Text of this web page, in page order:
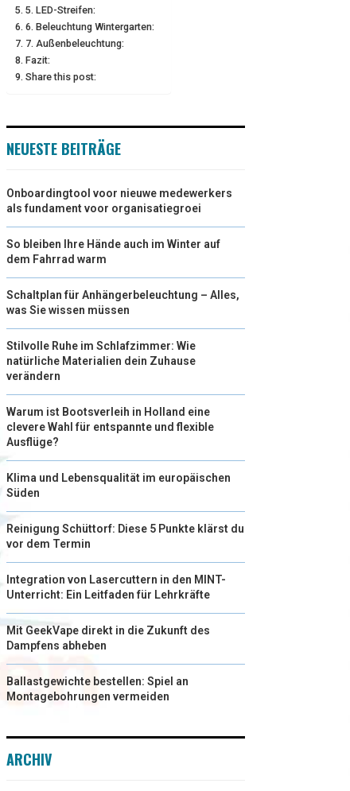
5. LED-Streifen:
6. Beleuchtung Wintergarten:
7. Außenbeleuchtung:
Fazit:
Share this post:
NEUESTE BEITRÄGE
Onboardingtool voor nieuwe medewerkers
als fundament voor organisatiegroei
So bleiben Ihre Hände auch im Winter auf
dem Fahrrad warm
Schaltplan für Anhängerbeleuchtung – Alles,
was Sie wissen müssen
Stilvolle Ruhe im Schlafzimmer: Wie
natürliche Materialien dein Zuhause
verändern
Warum ist Bootsverleih in Holland eine
clevere Wahl für entspannte und flexible
Ausflüge?
Klima und Lebensqualität im europäischen
Süden
Reinigung Schüttorf: Diese 5 Punkte klärst du
vor dem Termin
Integration von Lasercuttern in den MINT-
Unterricht: Ein Leitfaden für Lehrkräfte
Mit GeekVape direkt in die Zukunft des
Dampfens abheben
Ballastgewichte bestellen: Spiel an
Montagebohrungen vermeiden
ARCHIV